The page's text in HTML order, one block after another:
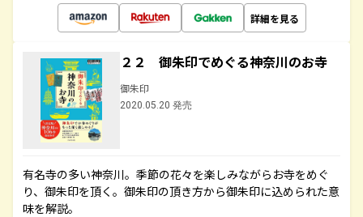
詳細を見る
２２ 御朱印でめぐる神奈川のお寺
御朱印
2020.05.20 発売
有名寺の多い神奈川。季節の花々を楽しみながらお寺をめぐ
り、御朱印を頂く。御朱印の頂き方から御朱印に込められた意
味を解説。